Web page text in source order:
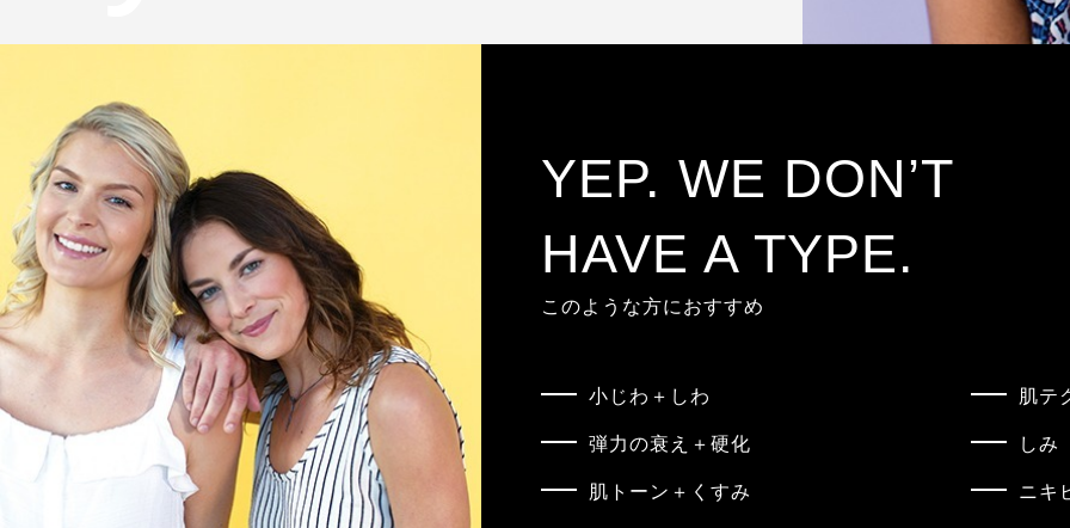
YEP. WE DON’T
HAVE A TYPE.
このような方におすすめ
小じわ＋しわ 肌テ
弾力の衰え＋硬化 しみ
肌トーン＋くすみ ニキ